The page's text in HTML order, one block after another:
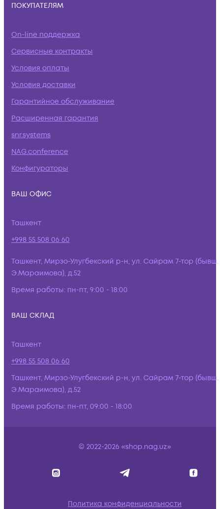
ПОКУПАТЕЛЯМ
On-line поддержка
Сервисные контракты
Условия оплаты
Условия доставки
Гарантийное обслуживание
Расширенная гарантия
snr.systems
NAG.conference
Конфигураторы
ВАШ ОФИС
Ташкент
+998 55 508 06 60
Ташкент, Мирзо-Улугбекский р-н, ул. Сайрам 7-тор (бывш.
Э.Мараимова), д.52
Время работы: пн-пт, 9:00 - 18:00
ВАШ СКЛАД
Ташкент
+998 55 508 06 60
Ташкент, Мирзо-Улугбекский р-н, ул. Сайрам 7-тор (бывш.
Э.Мараимова), д.52
Время работы: пн-пт, 09:00 - 18:00
© 2022-2026 «shop.nag.uz»
Политика конфиденциальности